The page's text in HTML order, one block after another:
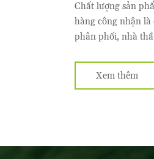
Chất lượng sản
hàng công nhận
phân phối, nhà
Xem thêm